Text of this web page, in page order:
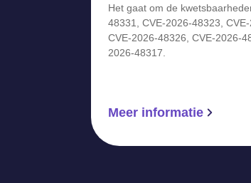
Het gaat om de
48331, CVE-2026-48323,
CVE-2026-48326, CVE-2026-
2026-48317.
Meer informatie